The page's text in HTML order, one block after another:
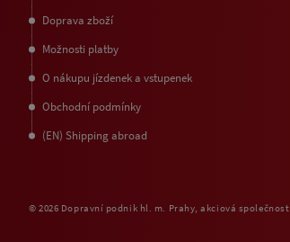
Doprava zboží
Možnosti platby
O nákupu jízdenek a vstupenek
Obchodní podmínky
(EN) Shipping abroad
© 2026 Dopravní podnik hl. m. Prahy, akciová společnost